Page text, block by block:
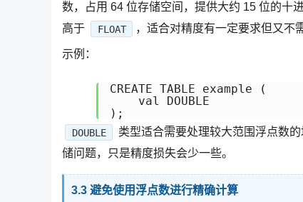
数，占用 64 位存储空间，提供大约 15 位的十
高于
FLOAT ，适合对精度有一定要求但又不
示例：
CREATE TABLE example (
    val DOUBLE
DOUBLE 类型适合需要处理较大范围浮点数
储问题，只是精度损失会少一些。
3.3 避免使用浮点数进行精确计算